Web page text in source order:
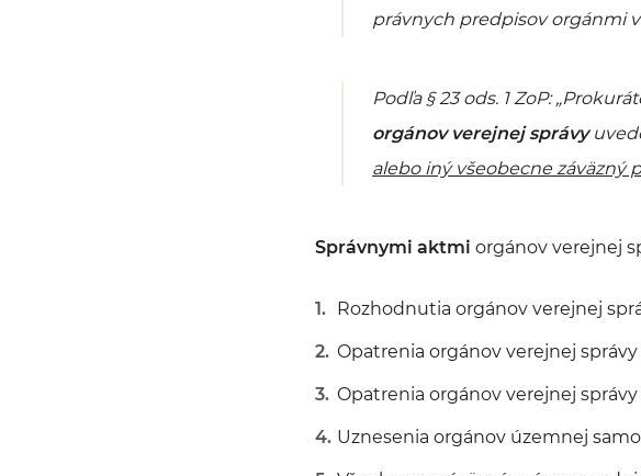
právnych predpisov orgánmi
Podľa § 23 ods. 1 ZoP: „
orgánov verejnej správy
alebo iný všeobecne záväzný
Správnymi aktmi orgánov verejnej
Rozhodnutia orgánov verejnej
Opatrenia orgánov verejnej správy
Opatrenia orgánov verejnej
Uznesenia orgánov územnej